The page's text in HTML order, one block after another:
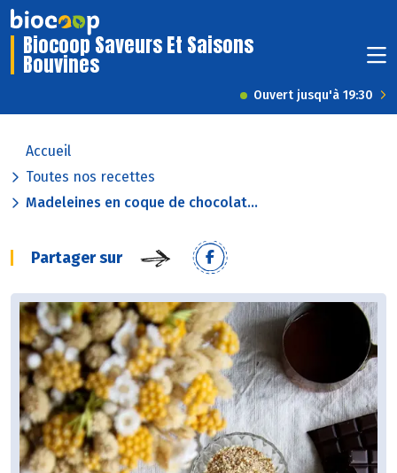
Biocoop Saveurs Et Saisons
Bouvines
Ouvert jusqu'à 19:30
Accueil
Toutes nos recettes
Madeleines en coque de chocolat...
Partager sur